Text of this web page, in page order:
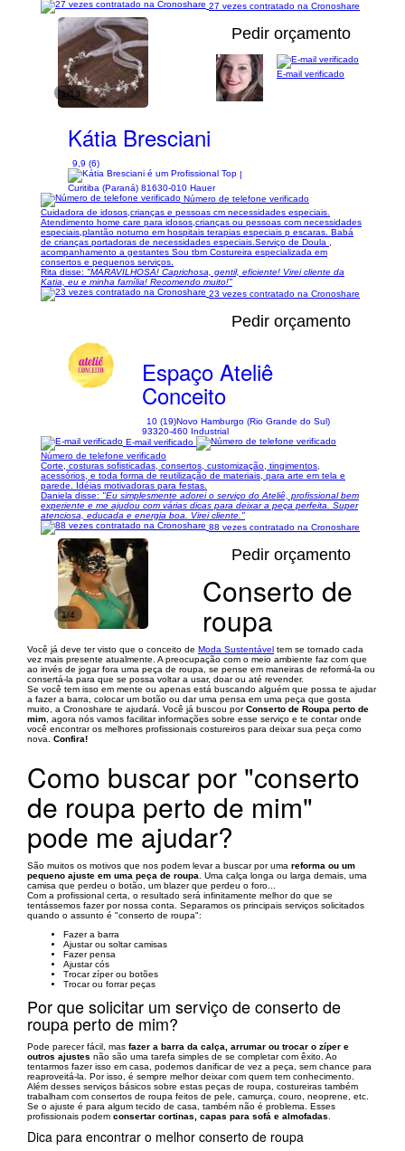
27 vezes contratado na Cronoshare
1/13
Pedir orçamento
Kátia Bresciani
9,9 (6)
Curitiba (Paraná) 81630-010 Hauer
E-mail verificado
Número de telefone verificado
Cuidadora de idosos,crianças e pessoas cm necessidades especiais.
Atendimento home care para idosos,crianças ou pessoas com necessidades
especiais,plantão noturno em hospitais terapias especiais p escaras. Babá
de crianças portadoras de necessidades especiais.Serviço de Doula ,
acompanhamento a gestantes Sou tbm Costureira especializada em
consertos e pequenos serviços.
Rita disse: "MARAVILHOSA! Caprichosa, gentil, eficiente! Virei cliente da
Katia, eu e minha família! Recomendo muito!"
23 vezes contratado na Cronoshare
Pedir orçamento
Espaço Ateliê
Conceito
10 (19)Novo Hamburgo (Rio Grande do Sul)
93320-460 Industrial
E-mail verificado
Número de telefone verificado
Corte, costuras sofisticadas, consertos, customização, tingimentos,
acessórios, e toda forma de reutilização de materiais, para arte em tela e
parede. Idéias motivadoras para festas.
Daniela disse: "Eu simplesmente adorei o serviço do Ateliê, profissional bem
experiente e me ajudou com várias dicas para deixar a peça perfeita. Super
atenciosa, educada e energia boa. Virei cliente."
88 vezes contratado na Cronoshare
1/4
Pedir orçamento
Conserto de
roupa
Você já deve ter visto que o conceito de Moda Sustentável tem se tornado cada
vez mais presente atualmente. A preocupação com o meio ambiente faz com que
ao invés de jogar fora uma peça de roupa, se pense em maneiras de reformá-la ou
consertá-la para que se possa voltar a usar, doar ou até revender.
Se você tem isso em mente ou apenas está buscando alguém que possa te ajudar
a fazer a barra, colocar um botão ou dar uma pensa em uma peça que gosta
muito, a Cronoshare te ajudará. Você já buscou porConserto de Roupa perto de
mim , agora nós vamos facilitar informações sobre esse serviço e te contar onde
você encontrar os melhores profissionais costureiros para deixar sua peça como
nova. Confira!
Como buscar por "conserto
de roupa perto de mim"
pode me ajudar?
São muitos os motivos que nos podem levar a buscar por uma reforma ou um
pequeno ajuste em uma peça de roupa . Uma calça longa ou larga demais, uma
camisa que perdeu o botão, um blazer que perdeu o foro...
Com a profissional certa, o resultado será infinitamente melhor do que se
tentássemos fazer por nossa conta. Separamos os principais serviços solicitados
quando o assunto é "conserto de roupa":
Fazer a barra
Ajustar ou soltar camisas
Fazer pensa
Ajustar cós
Trocar zíper ou botões
Trocar ou forrar peças
Por que solicitar um serviço de conserto de
roupa perto de mim?
Pode parecer fácil, mas fazer a barra da calça, arrumar ou trocar o zíper e
outros ajustes não são uma tarefa simples de se completar com êxito. Ao
tentarmos fazer isso em casa, podemos danificar de vez a peça, sem chance para
reaproveitá-la. Por isso, é sempre melhor deixar com quem tem conhecimento.
Além desses serviços básicos sobre estas peças de roupa, costureiras também
trabalham com consertos de roupa feitos de pele, camurça, couro, neoprene, etc.
Se o ajuste é para algum tecido de casa, também não é problema. Esses
profissionais podem consertar cortinas, capas para sofá e almofadas
Dica para encontrar o melhor conserto de roupa